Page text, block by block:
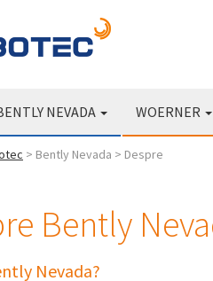
NEVADA WOERNER
> Bently Nevada > Despre
Bently
Nevada?